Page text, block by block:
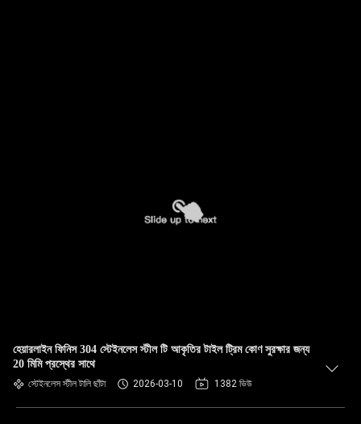
হেয়ারলাইন ফিনিস 304 স্টেইনলেস স্টীল টি আকৃতির টাইল ট্রিম কোণ সুরক্ষার জন্য
20 মিমি প্রস্থের সাথে
স্টেইনলেস স্টীল টালি ছাঁটা 2026-03-10 1382 ভিউ